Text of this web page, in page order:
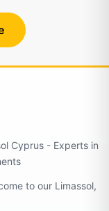
Cyprus - Experts in
to our Limassol,